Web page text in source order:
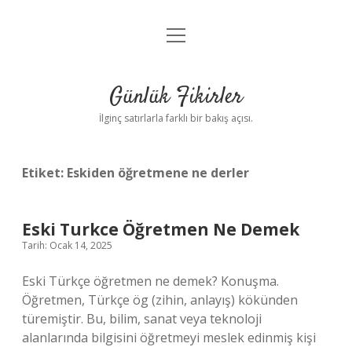
Anasayfa
Yasal Uyarı
menüyü
Günlük Fikirler
İlginç satırlarla farklı bir bakış açısı.
Etiket: Eskiden öğretmene ne derler
Eski Turkce Öğretmen Ne Demek
Tarih: Ocak 14, 2025
Eski Türkçe öğretmen ne demek? Konuşma.
Öğretmen, Türkçe ög (zihin, anlayış) kökünden
türemiştir. Bu, bilim, sanat veya teknoloji
alanlarında bilgisini öğretmeyi meslek edinmiş kişi